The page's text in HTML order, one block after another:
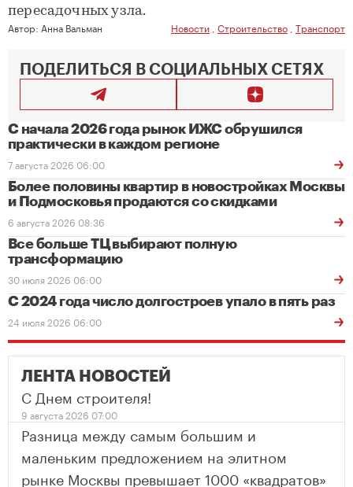
пересадочных узла.
Автор: Анна Вальман Новости Строительство Транспорт
ПОДЕЛИТЬСЯ В СОЦИАЛЬНЫХ СЕТЯХ
С начала 2026 года рынок ИЖС обрушился
практически в каждом регионе
7 августа 2026 06:00
Более половины квартир в новостройках Москвы
и Подмосковья продаются со скидками
6 августа 2026 08:36
Все больше ТЦ выбирают полную
трансформацию
30 июля 2026 06:00
С 2024 года число долгостроев упало в пять раз
24 июля 2026 06:00
ЛЕНТА НОВОСТЕЙ
С Днем строителя!
9 августа 2026 07:00
Разница между самым большим и
маленьким предложением на элитном
рынке Москвы превышает 1000 «квадратов»